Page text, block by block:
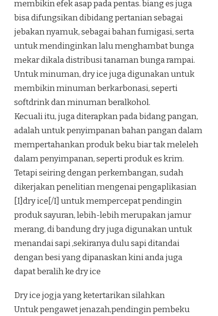
membikin efek asap pada pentas. biang es juga
bisa difungsikan dibidang pertanian sebagai
jebakan nyamuk, sebagai bahan fumigasi, serta
untuk mendinginkan lalu menghambat bunga
mekar dikala distribusi tanaman bunga rampai.
Untuk minuman, dry ice juga digunakan untuk
membikin minuman berkarbonasi, seperti
softdrink dan minuman beralkohol.
Kecuali itu, juga diterapkan pada bidang pangan,
adalah untuk penyimpanan bahan pangan dalam
mempertahankan produk beku biar tak meleleh
dalam penyimpanan, seperti produk es krim.
Tetapi seiring dengan perkembangan, sudah
dikerjakan penelitian mengenai pengaplikasian
[I]dry ice[/I] untuk mempercepat pendingin
produk sayuran, lebih-lebih merupakan jamur
merang, di bandung dry juga digunakan untuk
menandai sapi ,sekiranya dulu sapi ditandai
dengan besi yang dipanaskan kini anda juga
dapat beralih ke dry ice
Dry ice jogja yang ketertarikan silahkan
Untuk pengawet jenazah,pendingin pembeku